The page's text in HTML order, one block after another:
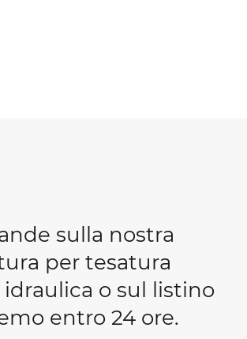
sulla nostra
per tesatura
o sul listino
entro 24 ore.